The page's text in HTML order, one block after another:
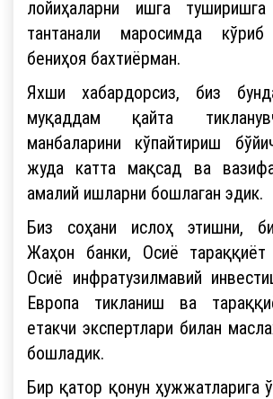
лойиҳаларни ишга туширишга
тантанали маросимда кўриб
бениҳоя бахтиёрман.
Яхши хабардорсиз, биз
муқаддам қайта
манбаларини кўпайтириш
жуда катта мақсад ва
амалий ишларни бошлаган эдик.
Биз соҳани ислоҳ этишни,
Жаҳон банки, Осиё
Осиё инфратузилмавий
Европа тикланиш ва
етакчи экспертлари билан
бошладик.
Бир қатор қонун ҳужжатларига